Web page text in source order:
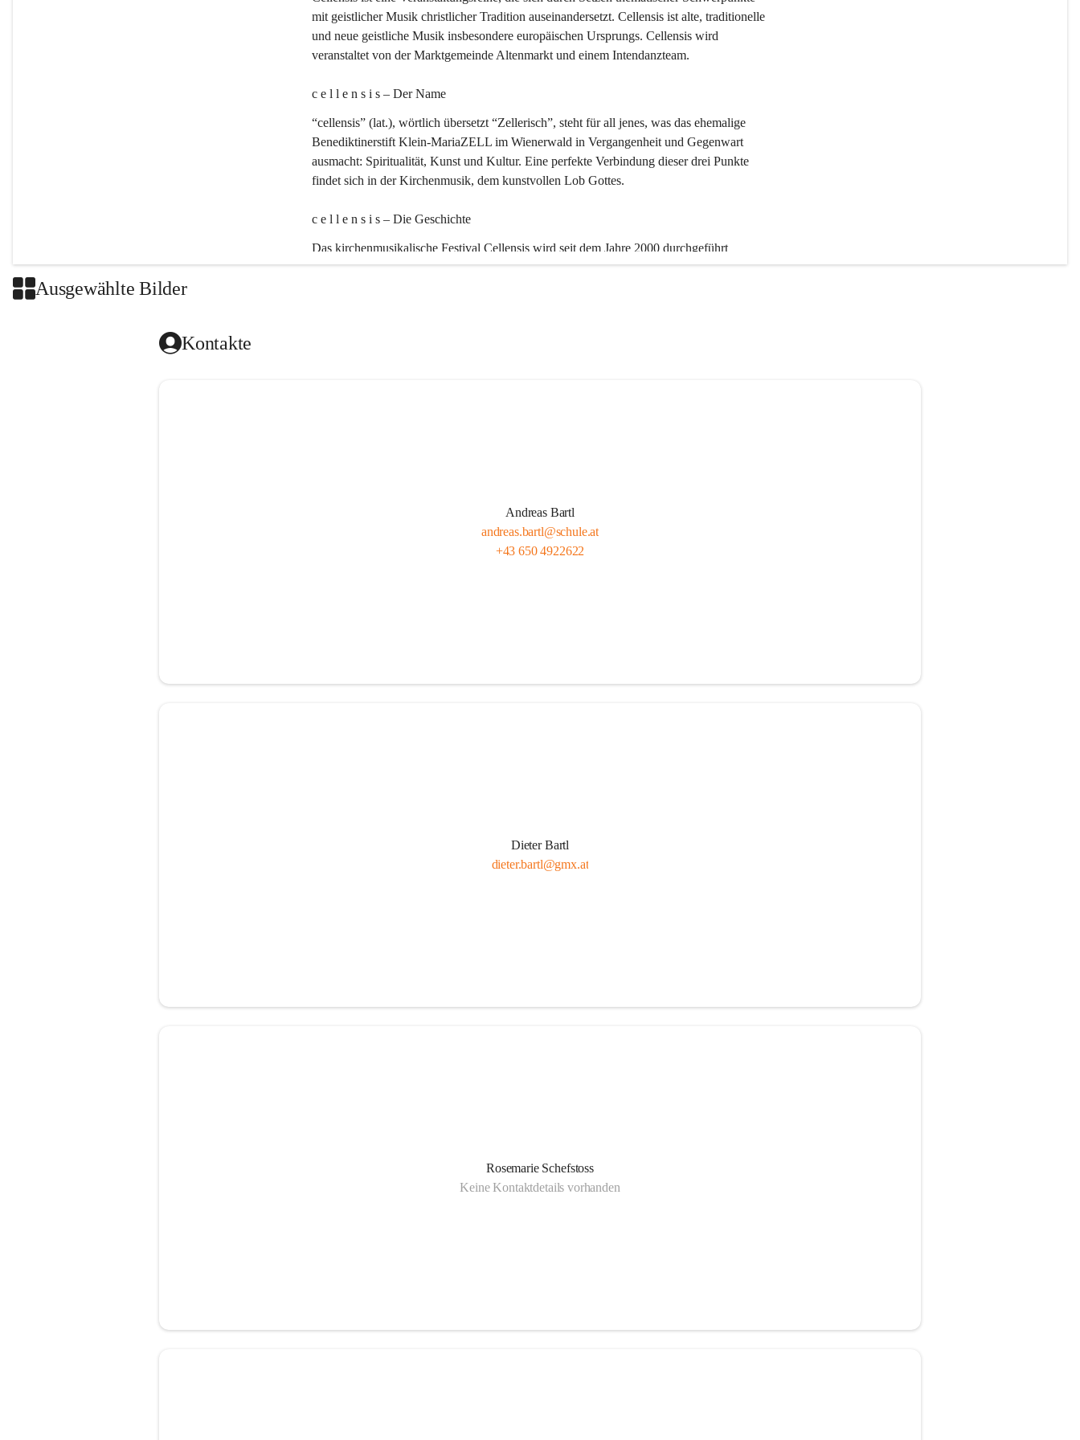
mit geistlicher Musik christlicher Tradition auseinandersetzt. Cellensis ist alte, traditionelle
und neue geistliche Musik insbesondere europäischen Ursprungs. Cellensis wird
veranstaltet von der Marktgemeinde Altenmarkt und einem Intendanzteam.
c e l l e n s i s – Der Name
“cellensis” (lat.), wörtlich übersetzt “Zellerisch”, steht für all jenes, was das ehemalige
Benediktinerstift Klein-MariaZELL im Wienerwald in Vergangenheit und Gegenwart
ausmacht: Spiritualität, Kunst und Kultur. Eine perfekte Verbindung dieser drei Punkte
findet sich in der Kirchenmusik, dem kunstvollen Lob Gottes.
c e l l e n s i s – Die Geschichte
Das kirchenmusikalische Festival Cellensis wird seit dem Jahre 2000 durchgeführt
Ausgewählte Bilder
Kontakte
Andreas Bartl
andreas.bartl@schule.at
+43 650 4922622
Dieter Bartl
dieter.bartl@gmx.at
Rosemarie Schefstoss
Keine Kontaktdetails vorhanden